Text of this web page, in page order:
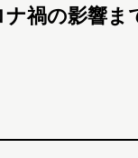
禍の影響ま